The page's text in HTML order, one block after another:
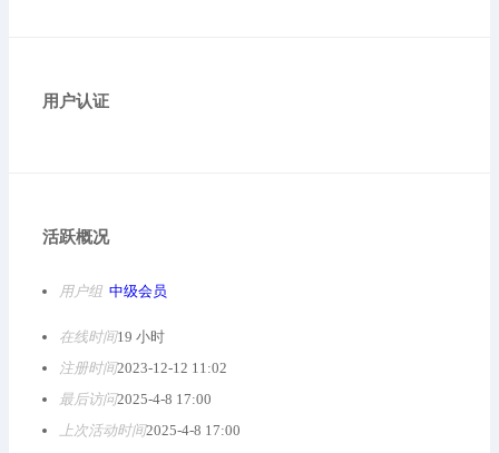
用户认证
活跃概况
用户组 中级会员
在线时间19 小时
注册时间2023-12-12 11:02
最后访问2025-4-8 17:00
上次活动时间2025-4-8 17:00